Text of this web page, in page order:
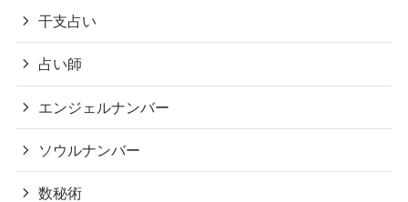
干支占い
占い師
エンジェルナンバー
ソウルナンバー
数秘術